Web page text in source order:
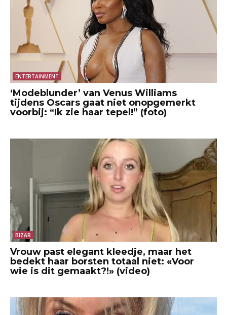
ENTERTAINMENT
‘Modeblunder’ van Venus Williams
tijdens Oscars gaat niet onopgemerkt
voorbij: “Ik zie haar tepel!” (foto)
BIZAR
Vrouw past elegant kleedje, maar het
bedekt haar borsten totaal niet: «Voor
wie is dit gemaakt?!» (video)